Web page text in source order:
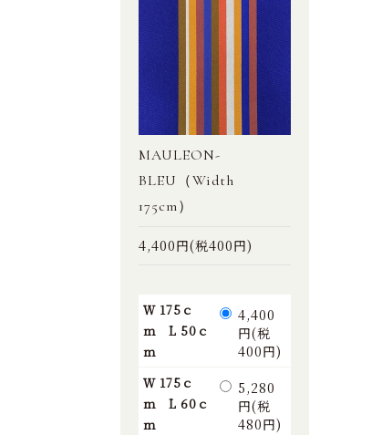
MAULEON-
BLEU（Width
175cm）
4,400円(税400円)
Ｗ 175ｃ
ｍ L 50ｃ
ｍ
4,400
円(税
400円)
Ｗ 175ｃ
ｍ L 60ｃ
ｍ
5,280
円(税
480円)